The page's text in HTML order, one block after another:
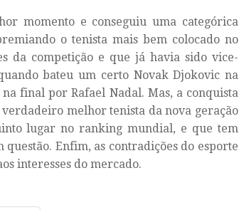
momento e conseguiu uma categórica
o tenista mais bem colocado no
da competição e que já havia sido vice-
bateu um certo Novak Djokovic na
final por Rafael Nadal. Mas, a conquista
melhor tenista da nova geração
lugar no ranking mundial, e que tem
Enfim, as contradições do esporte
interesses do mercado.